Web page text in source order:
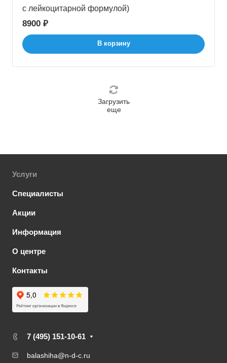
с лейкоцитарной формулой)
8900 ₽
В корзину
Загрузить
еще
Услуги
Специалисты
Акции
Информация
О центре
Контакты
7 (495) 151-10-61
balashiha@n-d-c.ru